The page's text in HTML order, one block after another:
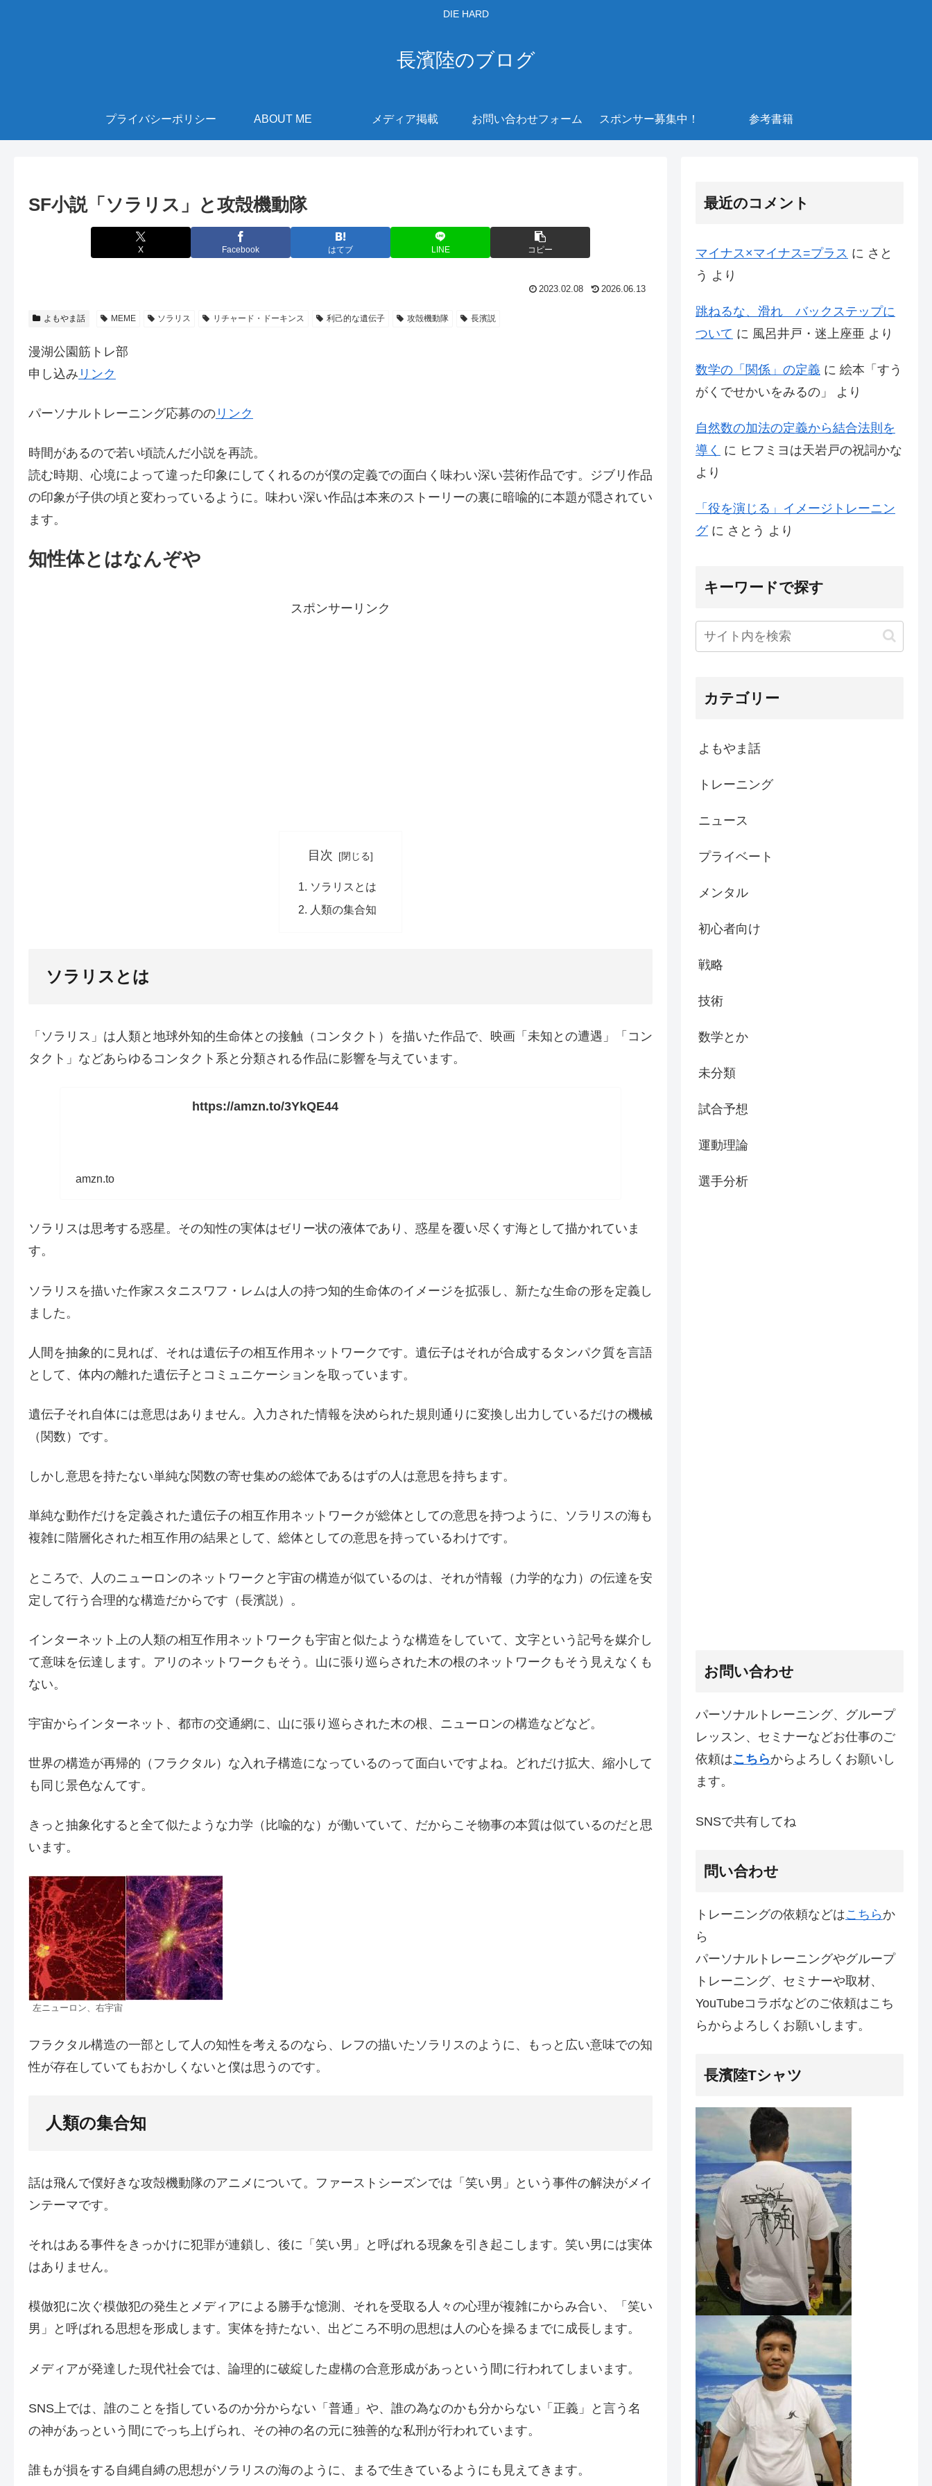
DIE HARD
長濱陸のブログ
プライバシーポリシー ABOUT ME メディア掲載 お問い合わせフォーム スポンサー募集中！ 参考書籍
SF小説「ソラリス」と攻殻機動隊
X Facebook はてブ LINE コピー
2023.02.08 2026.06.13
よもやま話 MEME ソラリス リチャード・ドーキンス 利己的な遺伝子 攻殻機動隊 長濱説
漫湖公園筋トレ部
申し込み リンク
パーソナルトレーニング応募のの リンク
時間があるので若い頃読んだ小説を再読。
読む時期、心境によって違った印象にしてくれるのが僕の定義での面白く味わい深い芸術作品です。ジブリ作品
の印象が子供の頃と変わっているように。味わい深い作品は本来のストーリーの裏に暗喩的に本題が隠されてい
ます。
知性体とはなんぞや
スポンサーリンク
目次
ソラリスとは
人類の集合知
ソラリスとは
「ソラリス」は人類と地球外知的生命体との接触（コンタクト）を描いた作品で、映画「未知との遭遇」「コン
タクト」などあらゆるコンタクト系と分類される作品に影響を与えています。
https://amzn.to/3YkQE44
amzn.to
ソラリスは思考する惑星。その知性の実体はゼリー状の液体であり、惑星を覆い尽くす海として描かれていま
す。
ソラリスを描いた作家スタニスワフ・レムは人の持つ知的生命体のイメージを拡張し、新たな生命の形を定義し
ました。
人間を抽象的に見れば、それは遺伝子の相互作用ネットワークです。遺伝子はそれが合成するタンパク質を言語
として、体内の離れた遺伝子とコミュニケーションを取っています。
遺伝子それ自体には意思はありません。入力された情報を決められた規則通りに変換し出力しているだけの機械
（関数）です。
しかし意思を持たない単純な関数の寄せ集めの総体であるはずの人は意思を持ちます。
単純な動作だけを定義された遺伝子の相互作用ネットワークが総体としての意思を持つように、ソラリスの海も
複雑に階層化された相互作用の結果として、総体としての意思を持っているわけです。
ところで、人のニューロンのネットワークと宇宙の構造が似ているのは、それが情報（力学的な力）の伝達を安
定して行う合理的な構造だからです（長濱説）。
インターネット上の人類の相互作用ネットワークも宇宙と似たような構造をしていて、文字という記号を媒介し
て意味を伝達します。アリのネットワークもそう。山に張り巡らされた木の根のネットワークもそう見えなくも
ない。
宇宙からインターネット、都市の交通網に、山に張り巡らされた木の根、ニューロンの構造などなど。
世界の構造が再帰的（フラクタル）な入れ子構造になっているのって面白いですよね。どれだけ拡大、縮小して
も同じ景色なんてす。
きっと抽象化すると全て似たような力学（比喩的な）が働いていて、だからこそ物事の本質は似ているのだと思
います。
左ニューロン、右宇宙
フラクタル構造の一部として人の知性を考えるのなら、レフの描いたソラリスのように、もっと広い意味での知
性が存在していてもおかしくないと僕は思うのです。
人類の集合知
話は飛んで僕好きな攻殻機動隊のアニメについて。ファーストシーズンでは「笑い男」という事件の解決がメイ
ンテーマです。
それはある事件をきっかけに犯罪が連鎖し、後に「笑い男」と呼ばれる現象を引き起こします。笑い男には実体
はありません。
模倣犯に次ぐ模倣犯の発生とメディアによる勝手な憶測、それを受取る人々の心理が複雑にからみ合い、「笑い
男」と呼ばれる思想を形成します。実体を持たない、出どころ不明の思想は人の心を操るまでに成長します。
メディアが発達した現代社会では、論理的に破綻した虚構の合意形成があっという間に行われてしまいます。
SNS上では、誰のことを指しているのか分からない「普通」や、誰の為なのかも分からない「正義」と言う名
の神があっという間にでっち上げられ、その神の名の元に独善的な私刑が行われています。
誰もが損をする自縄自縛の思想がソラリスの海のように、まるで生きているようにも見えてきます。
最近のコメント
マイナス×マイナス=プラス に さと
う より
跳ねるな、滑れ バックステップに
ついて に 風呂井戸・迷上座亜 より
数学の「関係」の定義 に 絵本「すう
がくでせかいをみるの」
より
自然数の加法の定義から結合法則を
導く に ヒフミヨは天岩戸の祝詞かな
より
「役を演じる」イメージトレーニン
グに さとう より
キーワードで探す
カテゴリー
よもやま話
トレーニング
ニュース
プライベート
メンタル
初心者向け
戦略
技術
数学とか
未分類
試合予想
運動理論
選手分析
お問い合わせ
パーソナルトレーニング、グループ
レッスン、セミナーなどお仕事のご
依頼はこちらからよろしくお願いし
ます。
SNSで共有してね
問い合わせ
トレーニングの依頼などはこちら か
ら
パーソナルトレーニングやグループ
トレーニング、セミナーや取材、
YouTubeコラボなどのご依頼はこち
らからよろしくお願いします。
長濱陸Tシャツ